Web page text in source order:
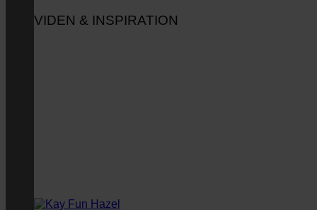
VIDEN & INSPIRATION